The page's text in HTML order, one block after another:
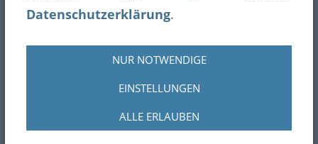
Blog 2023
Schützenbruderschaften e.V.
Aktuelle Ausgabe der
Fischelner Woche
Bürger-Schützen-Gesellschaft 1451 Fischeln
Datenschutzerklärung.
NUR NOTWENDIGE
EINSTELLUNGEN
ALLE ERLAUBEN